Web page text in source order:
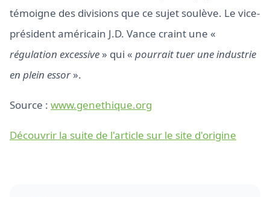
témoigne des divisions que ce sujet soulève. Le vice-
président américain J.D. Vance craint une «
régulation excessive » qui « pourrait tuer une industrie
en plein essor».
Source : www.genethique.org
Découvrir la suite de l'article sur le site d'origine